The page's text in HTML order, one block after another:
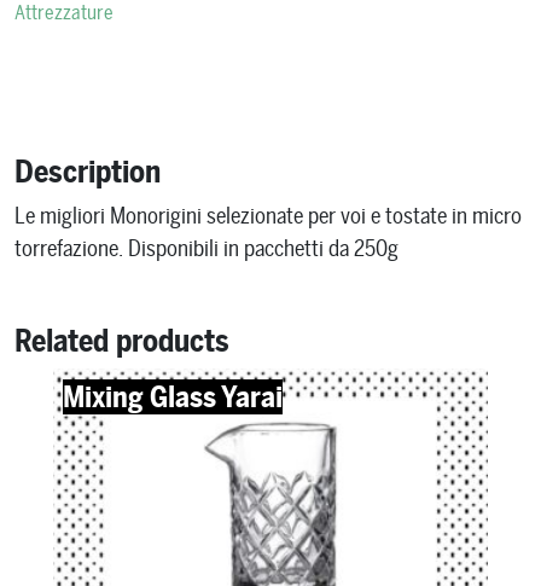
Attrezzature
Description
Le migliori Monorigini selezionate per voi e tostate in micro
torrefazione. Disponibili in pacchetti da 250g
Related products
Mixing Glass Yarai